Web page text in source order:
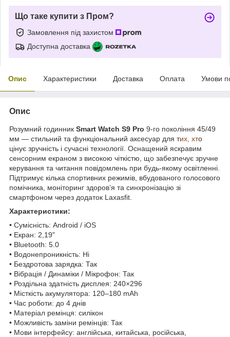
Що таке купити з Пром?
Замовлення під захистом
Доступна доставка
Опис Характеристики Доставка Оплата Умови
Опис
Розумний годинник Smart Watch S9 Pro 9-го покоління 45/49
мм — стильний та функціональний аксесуар для тих, хто
цінує зручність і сучасні технології. Оснащений яскравим
сенсорним екраном з високою чіткістю, що забезпечує зручне
керування та читання повідомлень при будь-якому освітленні.
Підтримує кілька спортивних режимів, вбудованого голосового
помічника, моніторинг здоров’я та синхронізацію зі
смартфоном через додаток Laxasfit.
Характеристики:
• Сумісність: Android / iOS
• Екран: 2,19"
• Bluetooth: 5.0
• Водонепроникність: Ні
• Бездротова зарядка: Так
• Вібрація / Динаміки / Мікрофон: Так
• Роздільна здатність дисплея: 240×296
• Місткість акумулятора: 120–180 mAh
• Час роботи: до 4 днів
• Матеріал ремінця: силікон
• Можливість заміни ремінців: Так
• Мови інтерфейсу: англійська, китайська, російська,